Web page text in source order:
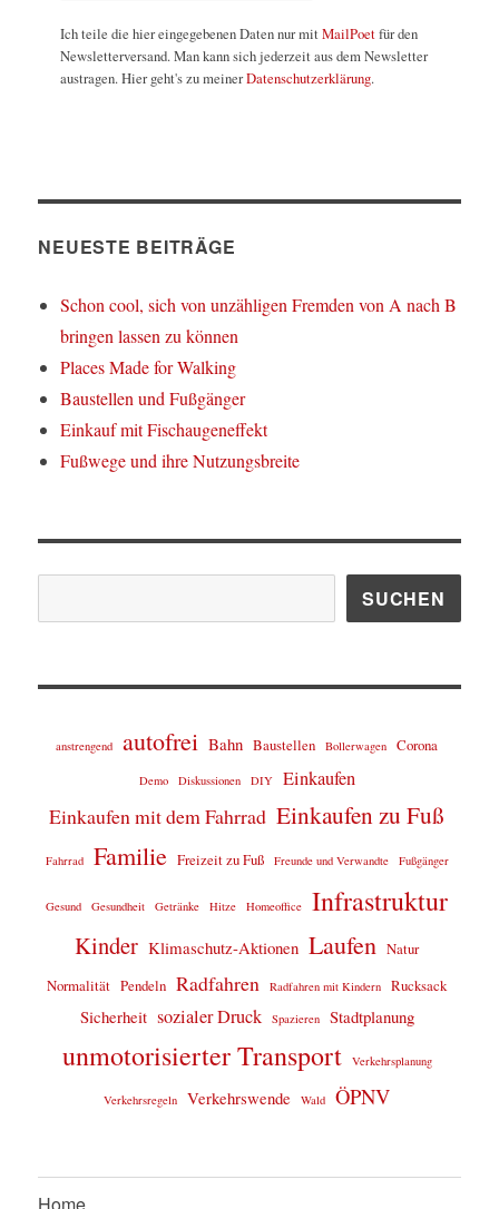
Ich teile die hier eingegebenen Daten nur mitMailPoetfür den
Newsletterversand. Man kann sich jederzeit aus dem Newsletter
austragen. Hier geht's zu meinerDatenschutzerklärung.
NEUESTE BEITRÄGE
Schon cool, sich von unzähligen Fremden von A nach B
bringen lassen zu können
Places Made for Walking
Baustellen und Fußgänger
Einkauf mit Fischaugeneffekt
Fußwege und ihre Nutzungsbreite
SUCHEN
anstrengend autofrei Bahn Baustellen Bollerwagen Corona
Demo Diskussionen DIY Einkaufen
Einkaufen mit dem Fahrrad Einkaufen zu Fuß
Fahrrad Familie Freizeit zu Fuß Freunde und Verwandte Fußgänger
Gesund Gesundheit Getränke Hitze Homeoffice Infrastruktur
Kinder Klimaschutz-Aktionen Laufen Natur
Normalität Pendeln Radfahren Radfahren mit Kindern Rucksack
Sicherheit sozialer Druck Spazieren Stadtplanung
unmotorisierter Transport Verkehrsplanung
Verkehrsregeln Verkehrswende Wald ÖPNV